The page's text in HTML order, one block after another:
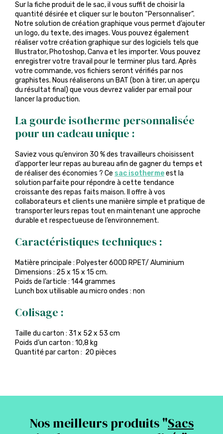
Sur la fiche produit de le sac, il vous suffit de choisir la
quantité désirée et cliquer sur le bouton “Personnaliser”.
Notre solution de création graphique vous permet d’ajouter
un logo, du texte, des images. Vous pouvez également
réaliser votre création graphique sur des logiciels tels que
Illustrator, Photoshop, Canva et les importer. Vous pouvez
enregistrer votre travail pour le terminer plus tard. Après
votre commande, vos fichiers seront vérifiés par nos
graphistes. Nous réaliserons un BAT (bon à tirer, un aperçu
du résultat final) que vous devrez valider par email pour
lancer la production.
La gourde isotherme personnalisée
pour un cadeau unique :
Saviez vous qu’environ 30 % des travailleurs choisissent
d’apporter leur repas au bureau afin de gagner du temps et
de réaliser des économies ? Ce sac isothermeest la
solution parfaite pour répondre à cette tendance
croissante des repas faits maison. Il offre à vos
collaborateurs et clients une manière simple et pratique de
transporter leurs repas tout en maintenant une approche
durable et respectueuse de l’environnement.
Caractéristiques techniques :
Matière principale : Polyester 600D RPET/ Aluminium
Dimensions : 25 x 15 x 15 cm.
Poids de l’article : 144 grammes
Lunch box utilisable au micro ondes : non
Colisage :
Taille du carton : 31 x 52 x 53 cm
Poids d’un carton : 10,8 kg
Quantité par carton : 20 pièces
Nos meilleurs produits "Sacs